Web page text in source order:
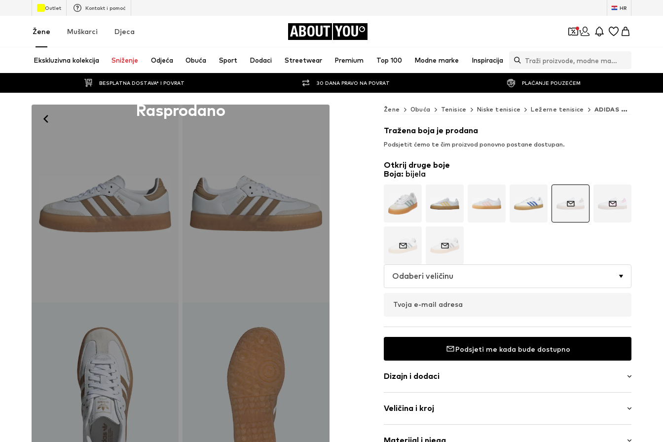
Outlet Kontakt i pomoć HR
Žene Muškarci Djeca ABOUT YOU 1
Ekskluzivna kolekcija Sniženje Odjeća Obuća Sport Dodaci Streetwear Premium Top 100 Modne marke Inspiracija
BESPLATNA DOSTAVA* I POVRAT 30 DANA PRAVO NA POVRAT PLAĆANJE POUZEĆEM
Rasprodano Žene Obuća Tenisice Niske tenisice Ležerne tenisice ADIDAS ORIGINALS Ležerne tenisice
Tražena boja je prodana
Podsjetit ćemo te čim proizvod ponovno postane dostupan.
Otkrij druge boje
Boja: bijela
Odaberi veličinu
Tvoja e-mail adresa
Podsjeti me kada bude dostupno
Dizajn i dodaci
Koža
S platformom
Okrugli vrh
Veličina i kroj